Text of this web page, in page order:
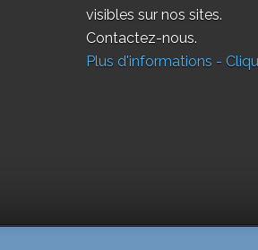
visibles sur nos sites.
Contactez-nous.
Plus d'informations -